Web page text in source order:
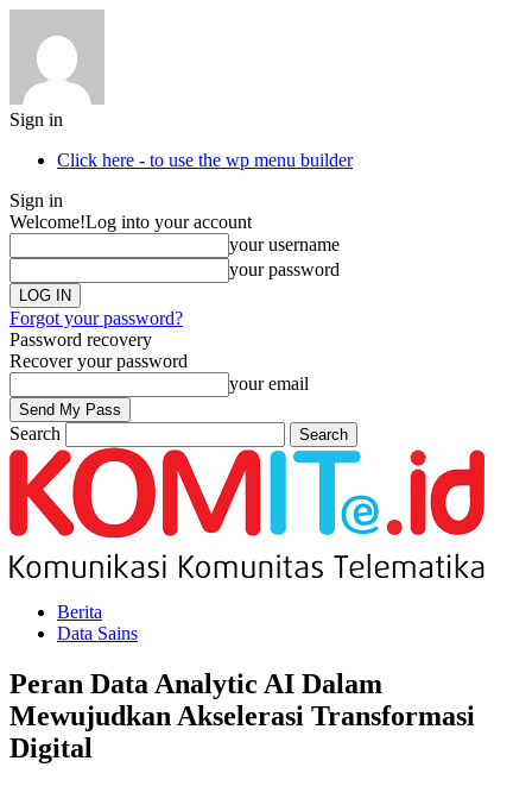
Sign in
Click here - to use the wp menu builder
Sign in
Welcome!Log into your account
your username
your password
Forgot your password?
Password recovery
Recover your password
your email
Search
Berita
Data Sains
Peran Data Analytic AI Dalam
Mewujudkan Akselerasi Transformasi
Digital